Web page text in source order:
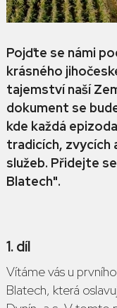
Pojďte se námi
krásného
tajemství naší
dokument se
kde každá
tradicích, zvycích
služeb. Přidejte
Blatech".
1. díl
Vítáme vás u
Blatech, která